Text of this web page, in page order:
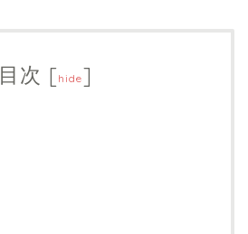
目次 [ hide]